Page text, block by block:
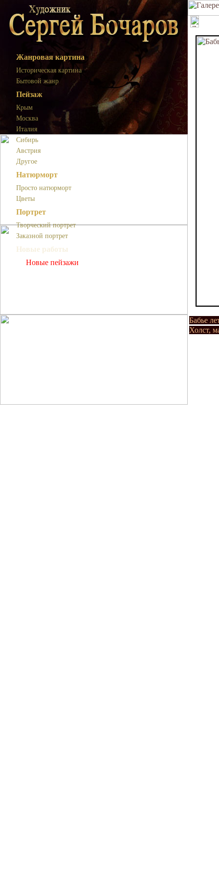
Жанровая картина
Историческая картина
Бытовой жанр
Пейзаж
Крым
Москва
Италия
Сибирь
Австрия
Другое
Натюрморт
Просто натюрморт
Цветы
Портрет
Творческий портрет
Заказной портрет
Новые работы
Новые пейзажи
Бабье
Холст,